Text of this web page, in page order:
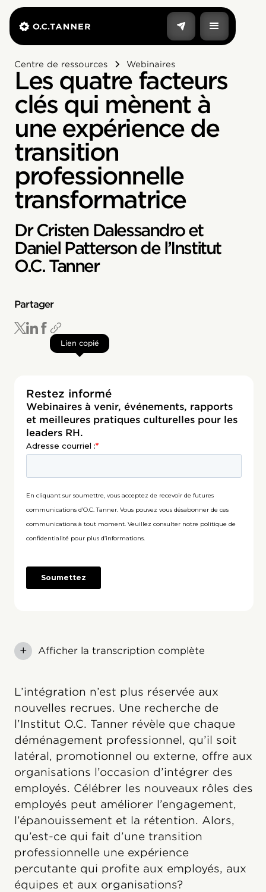
Centre de ressources Webinaires
Les quatre facteurs
clés qui mènent à
une expérience de
transition
professionnelle
transformatrice
Dr Cristen Dalessandro et
Daniel Patterson de l’Institut
O.C. Tanner
Partager
Lien copié
Restez informé
Webinaires à venir, événements, rapports
et meilleures pratiques culturelles pour les
leaders RH.
+ Afficher la transcription complète
L’intégration n’est plus réservée aux
nouvelles recrues. Une recherche de
l’Institut O.C. Tanner révèle que chaque
déménagement professionnel, qu’il soit
latéral, promotionnel ou externe, offre aux
organisations l’occasion d’intégrer des
employés. Célébrer les nouveaux rôles des
employés peut améliorer l’engagement,
l’épanouissement et la rétention. Alors,
qu’est-ce qui fait d’une transition
professionnelle une expérience
percutante qui profite aux employés, aux
équipes et aux organisations?